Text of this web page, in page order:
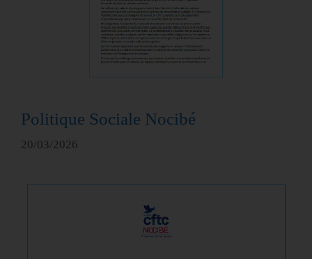
Politique Sociale Nocibé
20/03/2026